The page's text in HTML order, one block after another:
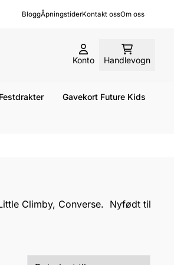
BloggÅpningstiderKontakt ossOm oss
Konto Handlevogn
Festdrakter Gavekort Future Kids
Climby, Converse. Nyfødt til